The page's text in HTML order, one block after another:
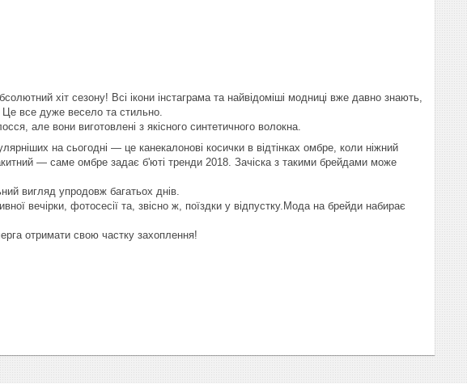
хіт сезону! Всі ікони інстаграма та найвідоміші модниці вже давно знають,
Це все дуже весело та стильно.
але вони виготовлені з якісного синтетичного волокна.
на сьогодні — це канекалонові косички в відтінках омбре, коли ніжний
— саме омбре задає б'юті тренди 2018. Зачіска з такими брейдами може
вигляд упродовж багатьох днів.
вечірки, фотосесії та, звісно ж, поїздки у відпустку.Мода на брейди набирає
отримати свою частку захоплення!